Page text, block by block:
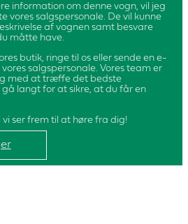
information om denne vogn, vil jeg
vores salgspersonale. De vil kunne
af vognen samt besvare
måtte have.
butik, ringe til os eller sende en e-
salgspersonale. Vores team er
med at træffe det bedste
gå langt for at sikre, at du får en
vi ser frem til at høre fra dig!